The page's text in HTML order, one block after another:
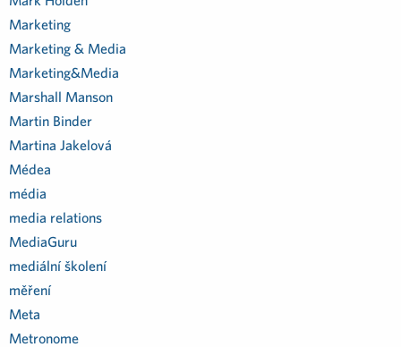
Marketing
Marketing & Media
Marketing&Media
Marshall Manson
Martin Binder
Martina Jakelová
Médea
média
media relations
MediaGuru
mediální školení
měření
Meta
Metronome